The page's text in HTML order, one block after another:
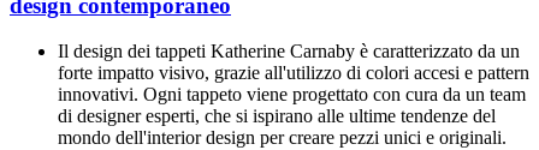
Il design dei tappeti Katherine Carnaby è caratterizzato da un
forte impatto visivo, grazie all'utilizzo di colori accesi e pattern
innovativi. Ogni tappeto viene progettato con cura da un team
di designer esperti, che si ispirano alle ultime tendenze del
mondo dell'interior design per creare pezzi unici e originali.